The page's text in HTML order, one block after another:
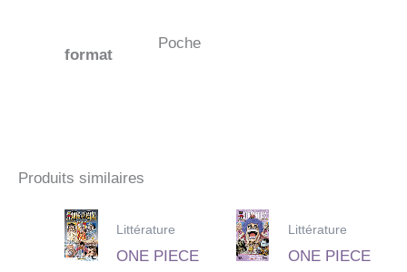
format
Poche
Produits similaires
Littérature
ONE PIECE
Littérature
ONE PIECE